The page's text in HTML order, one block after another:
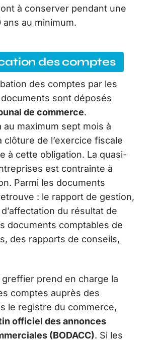
à conserver pendant une
ans au minimum.
des comptes
des comptes par les
sont déposés
de commerce.
au maximum sept mois à
clôture de l’exercice fiscale
à cette obligation. La quasi-
est contrainte à
Parmi les documents
: le rapport de gestion,
du résultat de
documents comptables de
des rapports de conseils,
greffier prend en charge la
comptes auprès des
le registre du commerce,
officiel des annonces
(BODACC). Si les